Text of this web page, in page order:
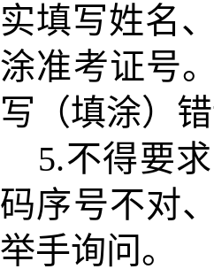
实填写姓名
涂准考证号
写（填涂）
5.不得要
码序号不对
举手询问。